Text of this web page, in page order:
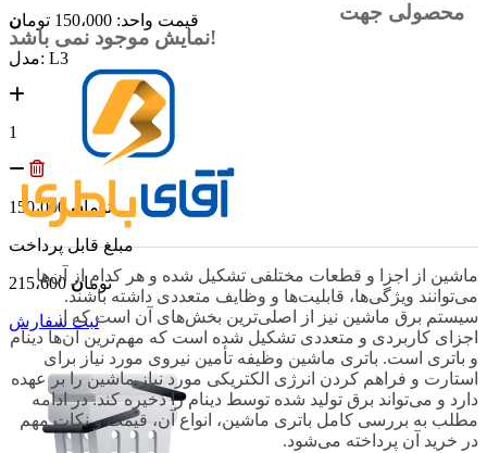
قیمت واحد: 150،000 تومان
مدل: L3
1
150،000 تومان
مبلغ قابل پرداخت
215،600 تومان
ثبت سفارش
محصولی جهت
نمایش موجود نمی باشد!
ماشین از اجزا و قطعات مختلفی تشکیل شده و هر کدام از آن‌ها
می‌توانند ویژگی‌ها، قابلیت‌ها و وظایف متعددی داشته باشند.
سیستم برق ماشین نیز از اصلی‌ترین بخش‌های آن است که از
اجزای کاربردی و متعددی تشکیل شده است که مهم‌ترین آن‌ها دینام
و باتری است. باتری ماشین وظیفه تأمین نیروی مورد نیاز برای
استارت و فراهم کردن انرژی الکتریکی مورد نیاز ماشین را بر عهده
دارد و می‌تواند برق تولید شده توسط دینام را ذخیره کند. در ادامه
مطلب به بررسی کامل باتری ماشین، انواع آن، قیمت و نکات مهم
در خرید آن پرداخته می‌شود.